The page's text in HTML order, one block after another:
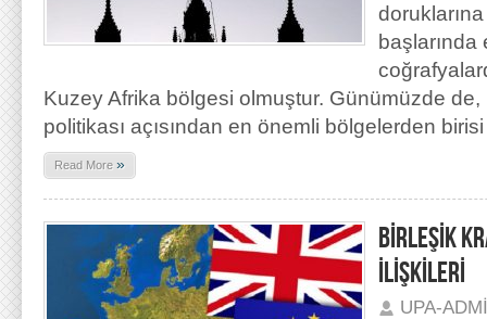
doruklarına
Kuzey Afrika bölgesi olmuştur. Günümüzde de,
politikası açısından en önemli bölgelerden
Read More »
BİRLEŞİK
İLİŞKİLERİ
UPA-